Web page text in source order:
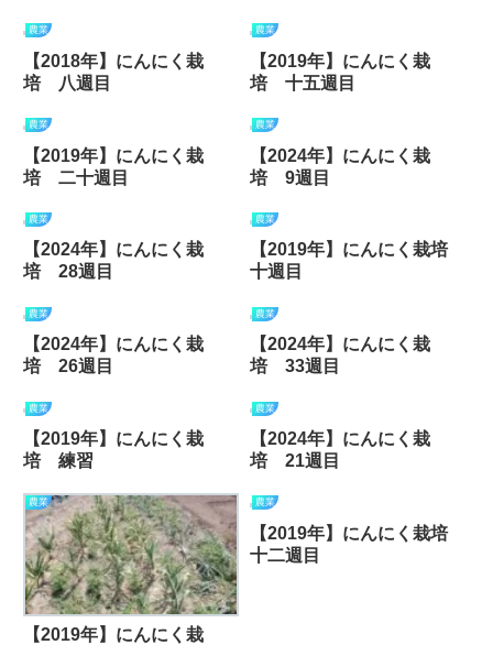
農業
【2018年】にんにく栽
培 八週目
農業
【2019年】にんにく栽
培 十五週目
農業
【2019年】にんにく栽
培 二十週目
農業
【2024年】にんにく栽
培 9週目
農業
【2024年】にんにく栽
培 28週目
農業
【2019年】にんにく栽培
十週目
農業
【2024年】にんにく栽
培 26週目
農業
【2024年】にんにく栽
培 33週目
農業
【2019年】にんにく栽
培 練習
農業
【2024年】にんにく栽
培 21週目
農業
【2019年】にんにく栽
農業
【2019年】にんにく栽培
十二週目